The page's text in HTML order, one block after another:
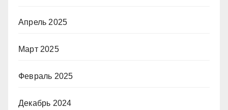
Апрель 2025
Март 2025
Февраль 2025
Декабрь 2024